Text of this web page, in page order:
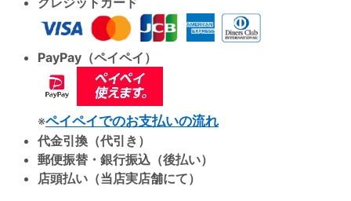
PayPay（ペイペイ）
※ペイペイでのお支払いの流れ
代金引換（代引き）
郵便振替・銀行振込（後払い）
店頭払い（当店実店舗にて）